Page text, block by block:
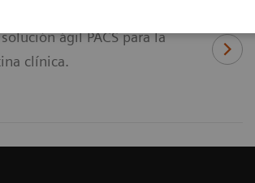
ágil PACS para la
clínica.